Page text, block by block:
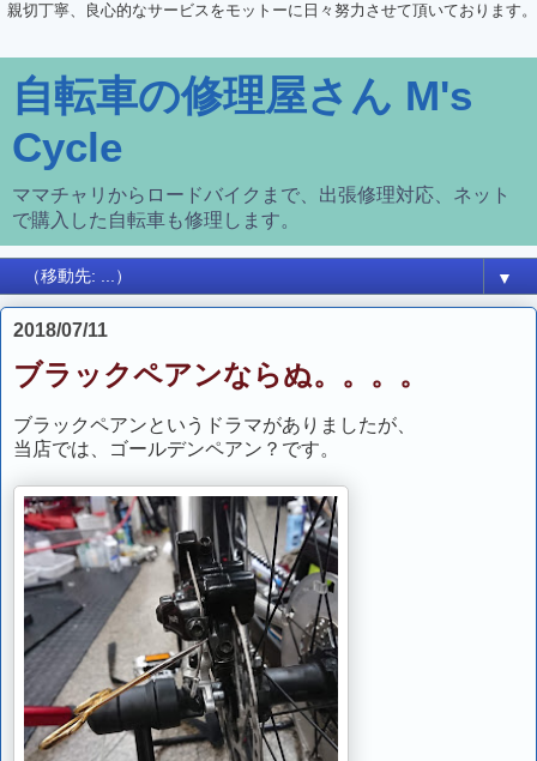
親切丁寧、良心的なサービスをモットーに日々努力させて頂いております。
自転車の修理屋さん M's
Cycle
ママチャリからロードバイクまで、出張修理対応、ネット
で購入した自転車も修理します。
▼
2018/07/11
ブラックペアンならぬ。。。。
ブラックペアンというドラマがありましたが、
当店では、ゴールデンペアン？です。